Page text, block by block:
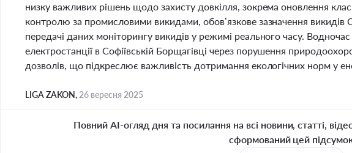
низку важливих рішень щодо захисту довкілля, зокрема оновлення
контролю за промисловими викидами, обов’язкове зазначення
передачі даних моніторингу викидів у режимі реального часу.
електростанції в Софіївській Борщагівці через порушення
дозволів, що підкреслює важливість дотримання екологічних норм у
LIGA ZAKON, 26 вересня 2025
Повний AI-огляд дня та посилання на всі новини, статті,
сформований цей